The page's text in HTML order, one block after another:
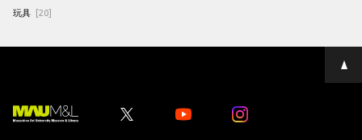
玩具 [20]
ペ
ー
Youtube Youtube